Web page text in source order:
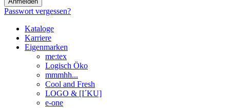
Passwort vergessen?
Kataloge
Karriere
Eigenmarken
me:tex
Logisch Öko
mmmhh...
Cool and Fresh
LOGO & [I´KU]
e-one